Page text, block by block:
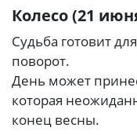
Колесо (21
Судьба готовит
поворот.
День может
которая
конец весны.